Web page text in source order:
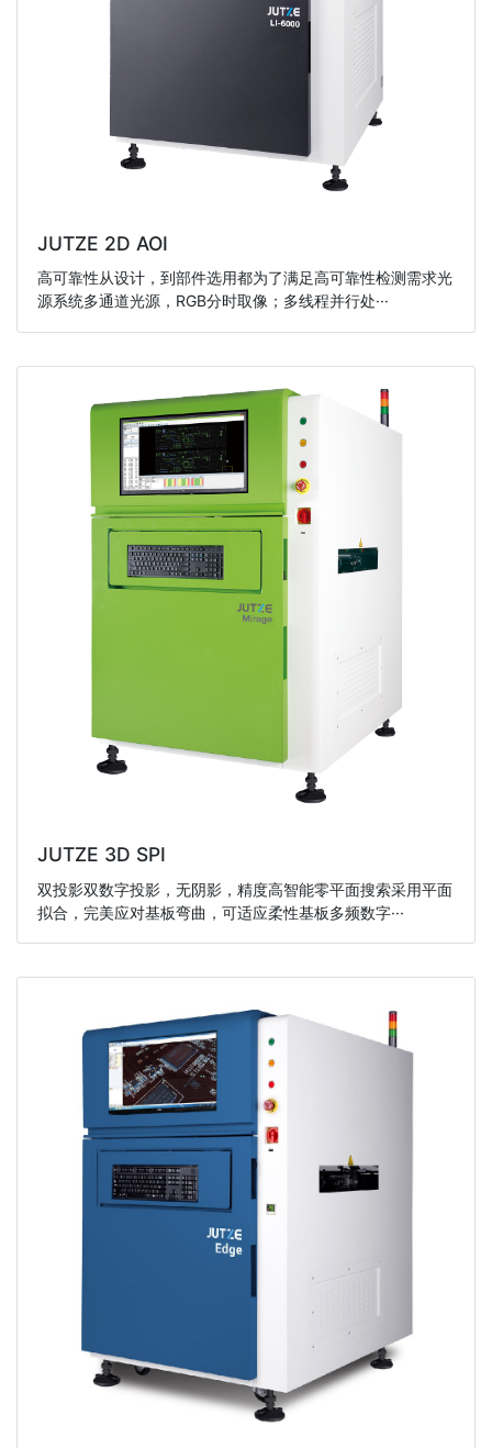
JUTZE 2D AOI
高可靠性从设计，到部件选用都为了满足高可靠性检测需求光
源系统多通道光源，RGB分时取像；多线程并行处···
JUTZE 3D SPI
双投影双数字投影，无阴影，精度高智能零平面搜索采用平面
拟合，完美应对基板弯曲，可适应柔性基板多频数字···